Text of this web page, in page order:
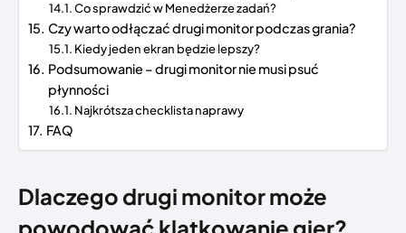
Co sprawdzić w Menedżerze zadań?
Czy warto odłączać drugi monitor podczas grania?
Kiedy jeden ekran będzie lepszy?
Podsumowanie – drugi monitor nie musi psuć
płynności
Najkrótsza checklista naprawy
FAQ
Dlaczego drugi monitor może
powodować klatkowanie gier?